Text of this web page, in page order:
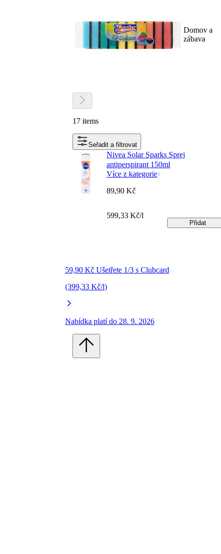
Domov a
zábava
17 items
Seřadit a filtrovat
Nivea Solar Sparks Sprej
antiperspirant 150ml
Více z kategorie
59,90 Kč Ušetřete 1/3 s Clubcard
(399,33 Kč/l)
Nabídka platí do 28. 9. 2026
89,90 Kč
599,33 Kč/l
Přidat